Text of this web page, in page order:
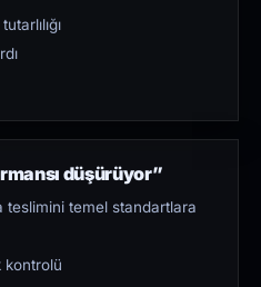
düşürüyor”
teslimini temel standartlara
kontrolü